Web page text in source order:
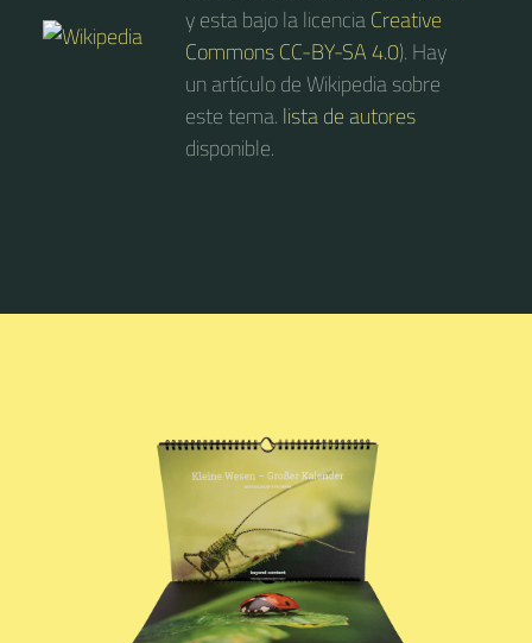
y esta bajo la licenciaCreative
Commons CC-BY-SA 4.0). Hay
un artículo de Wikipedia sobre
este tema. lista de autores
disponible.